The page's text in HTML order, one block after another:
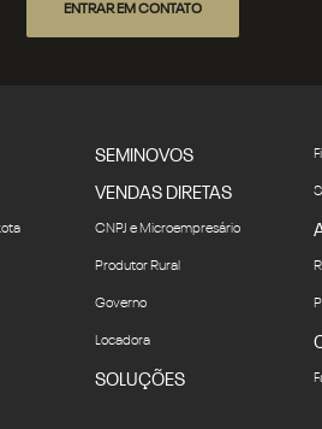
ENTRAR EM CONTATO
SEMINOVOS
VENDAS DIRETAS
CNPJ e Microempresário
Produtor Rural
Governo
Locadora
SOLUÇÕES